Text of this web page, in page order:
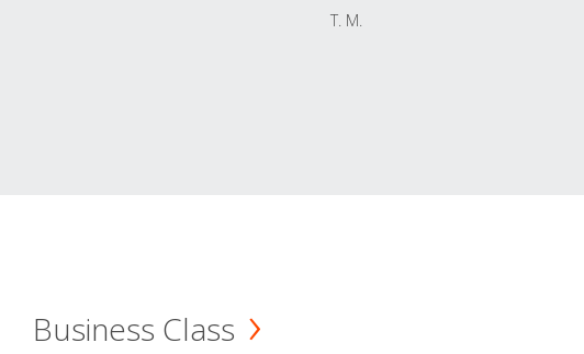
T. M.
Business Class